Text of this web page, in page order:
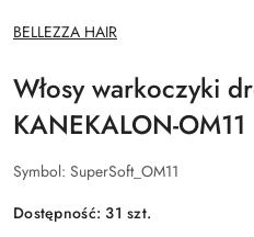
NAZWA
PRODUCENTA:
BELLEZZA HAIR
Włosy warkoczyki
KANEKALON-OM11
Symbol: SuperSoft_OM11
Dostępność:31szt.